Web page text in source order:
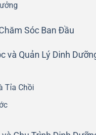
Sóc Ban Đầu
và Quản Lý Dinh
Tỉa Chồi